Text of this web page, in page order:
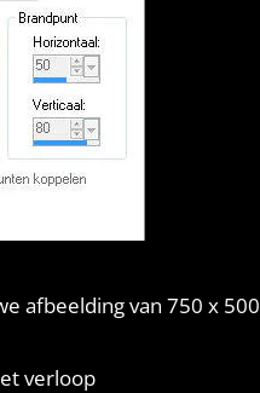
afbeelding van 750 x 500
verloop